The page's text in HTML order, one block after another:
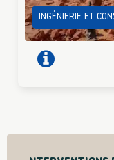
INGÉNIERIE ET